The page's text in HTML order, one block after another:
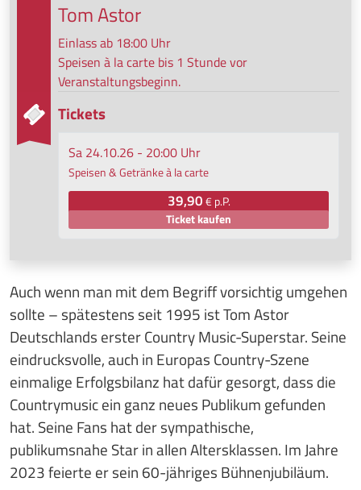
Auch wenn man mit dem Begriff vorsichtig umgehen
sollte – spätestens seit 1995 ist Tom Astor
Deutschlands erster Country Music-Superstar. Seine
eindrucksvolle, auch in Europas Country-Szene
einmalige Erfolgsbilanz hat dafür gesorgt, dass die
Countrymusic ein ganz neues Publikum gefunden
hat. Seine Fans hat der sympathische,
publikumsnahe Star in allen Altersklassen. Im Jahre
2023 feierte er sein 60-jähriges Bühnenjubiläum.
Tom Astor
Einlass ab 18:00 Uhr
Speisen à la carte bis 1 Stunde vor
Veranstaltungsbeginn.
Tickets
Sa 24.10.26 - 20:00 Uhr
Speisen & Getränke à la carte
39,90€ p.P.
Ticket kaufen